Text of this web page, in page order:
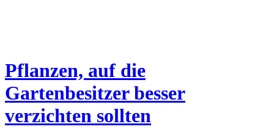
Pflanzen, auf die
Gartenbesitzer besser
verzichten sollten